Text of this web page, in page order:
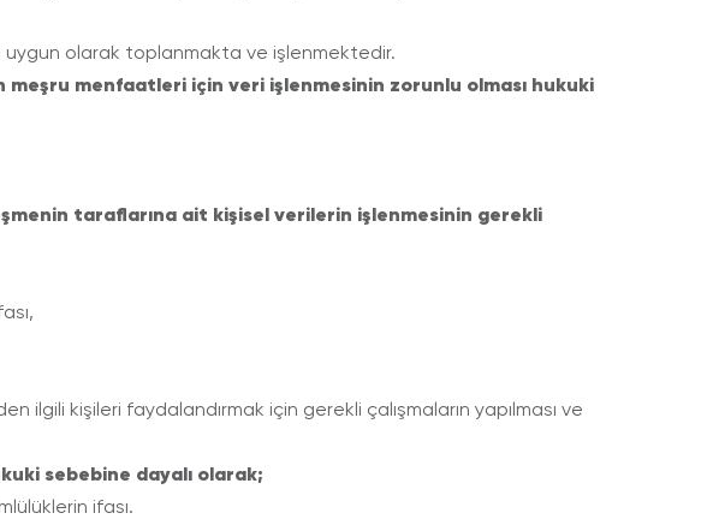
uygun olarak toplanmakta ve işlenmektedir.
menfaatleri için veri işlenmesinin zorunlu olması hukuki
taraflarına ait kişisel verilerin işlenmesinin gerekli
kişileri faydalandırmak için gerekli çalışmaların yapılması ve
sebebine dayalı olarak;
ifası.